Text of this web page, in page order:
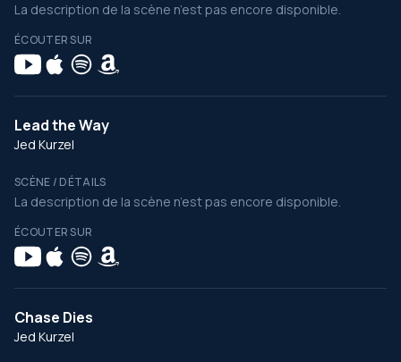
La description de la scène n’est pas encore disponible.
ÉCOUTER SUR
Lead the Way
Jed Kurzel
SCÈNE / DÉTAILS
La description de la scène n’est pas encore disponible.
ÉCOUTER SUR
Chase Dies
Jed Kurzel